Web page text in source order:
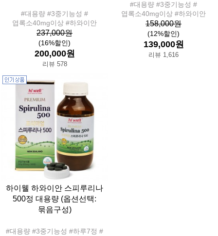
#대용량 #3중기능성 #
엽록소40mg이상 #하와이안
237,000원
(16%할인)
200,000원
리뷰 578
#대용량 #3중기능성 #
엽록소40mg이상 #하와이안
158,000원
(12%할인)
139,000원
리뷰 1,616
하이웰 하와이안 스피루리나
500정 대용량 (옵션선택:
묶음구성)
#대용량 #3중기능성 #하루7정 #